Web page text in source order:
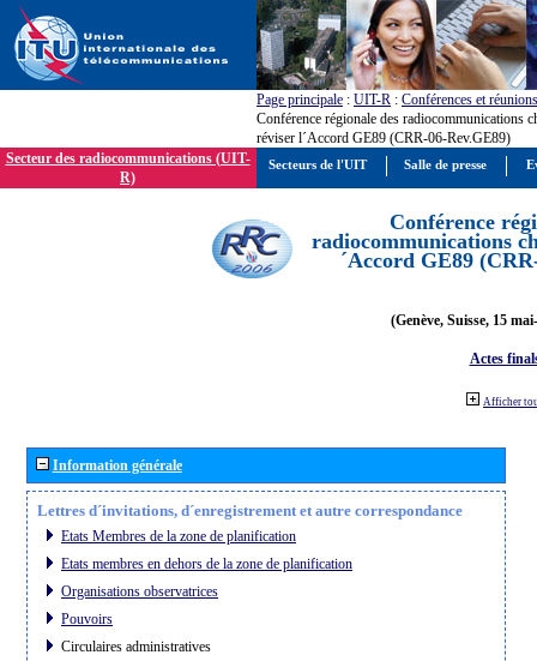
Page principale : UIT-R : Conférences et réunions
Conférence régionale des radiocommunications
réviser l´Accord GE89 (CRR-06-Rev.GE89)
Secteur des radiocommunications (UIT-
R)
Conférence
radiocommunications
´Accord GE89
(Genève, Suisse, 15
Actes
Afficher
Information générale
Lettres d´invitations, d´enregistrement et autre correspondance
Etats Membres de la zone de planification
Etats membres en dehors de la zone de planification
Organisations observatrices
Pouvoirs
Circulaires administratives
Secteurs de l'UIT Salle de presse